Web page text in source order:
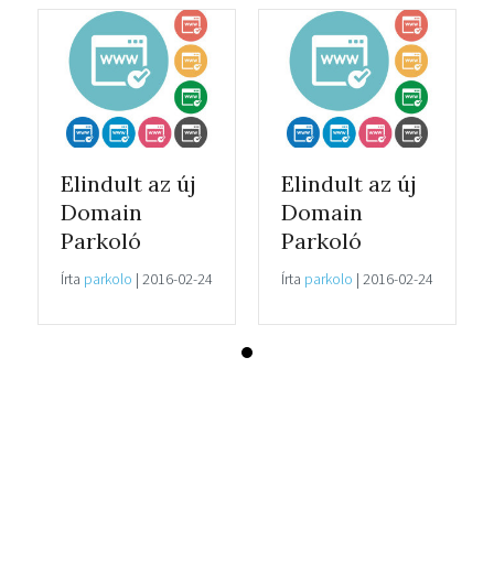
Elindult az új
Domain
Parkoló
Írta parkolo | 2016-02-24
Elindult az új
Domain
Parkoló
Írta parkolo | 2016-02-24